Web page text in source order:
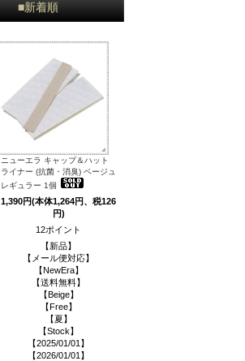
■新着順
ニューエラ キャップ＆ハット
ライナー (抗菌・消臭) ベージュ
レギュラー 1個
1,390円(本体1,264円、税126
円)
12ポイント
【新品】
【メール便対応】
【NewEra】
【送料無料】
【Beige】
【Free】
【夏】
【Stock】
【2025/01/01】
【2026/01/01】